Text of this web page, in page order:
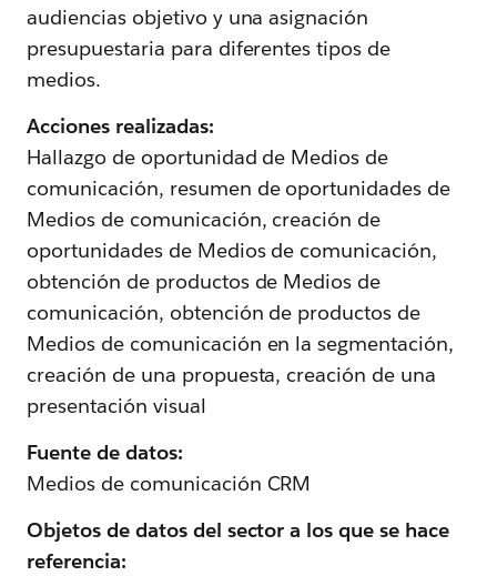
audiencias objetivo y una asignación
presupuestaria para diferentes tipos de
medios.
Acciones realizadas:
Hallazgo de oportunidad de Medios de
comunicación, resumen de oportunidades de
Medios de comunicación, creación de
oportunidades de Medios de comunicación,
obtención de productos de Medios de
comunicación, obtención de productos de
Medios de comunicación en la segmentación,
creación de una propuesta, creación de una
presentación visual
Fuente de datos:
Medios de comunicación CRM
Objetos de datos del sector a los que se hace
referencia: